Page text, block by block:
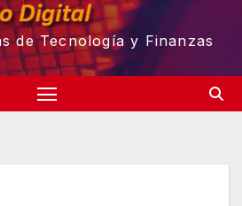
de Tecnología y Finanzas